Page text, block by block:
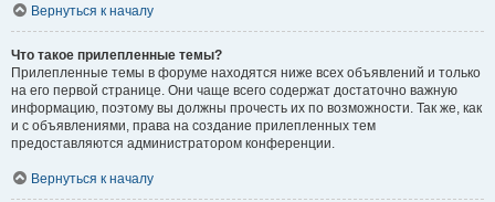
Вернуться к началу
Что такое прилепленные темы?
Прилепленные темы в форуме находятся ниже всех объявлений и только
на его первой странице. Они чаще всего содержат достаточно важную
информацию, поэтому вы должны прочесть их по возможности. Так же, как
и с объявлениями, права на создание прилепленных тем
предоставляются администратором конференции.
Вернуться к началу